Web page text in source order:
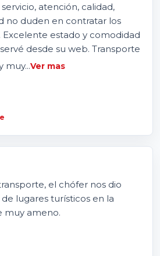
atención, calidad,
no duden en contratar los
Excelente estado y comodidad
desde su web. Transporte
muy...Ver mas
el chófer nos dio
lugares turísticos en la
muy ameno.